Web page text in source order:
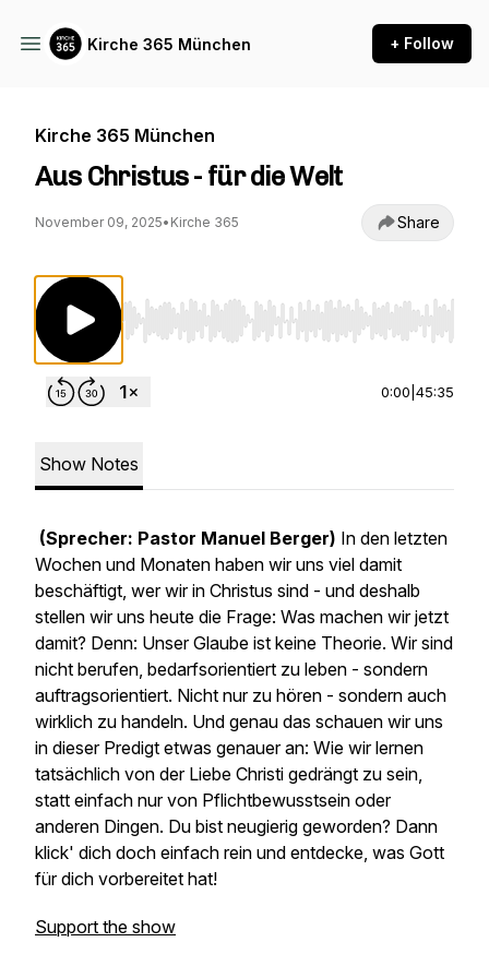
Kirche 365 München + Follow
Kirche 365 München
Aus Christus - für die Welt
November 09, 2025• Kirche 365 Share
Use Left/Right to seek, Home/End to jump
0:00 45:35
Show Notes
(Sprecher: Pastor Manuel Berger) In den letzten
Wochen und Monaten haben wir uns viel damit
beschäftigt, wer wir in Christus sind - und deshalb
stellen wir uns heute die Frage: Was machen wir jetzt
damit? Denn: Unser Glaube ist keine Theorie. Wir sind
nicht berufen, bedarfsorientiert zu leben - sondern
auftragsorientiert. Nicht nur zu hören - sondern auch
wirklich zu handeln. Und genau das schauen wir uns
in dieser Predigt etwas genauer an: Wie wir lernen
tatsächlich von der Liebe Christi gedrängt zu sein,
statt einfach nur von Pflichtbewusstsein oder
anderen Dingen. Du bist neugierig geworden? Dann
klick' dich doch einfach rein und entdecke, was Gott
für dich vorbereitet hat!
Support the show